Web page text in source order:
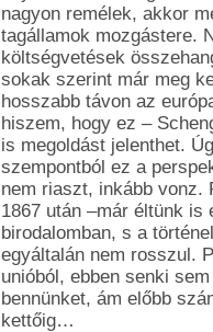
nagyon remélek, akkor
tagállamok mozgástere.
költségvetések
sokak szerint már meg
hosszabb távon az
hiszem, hogy ez –
is megoldást jelenthet.
szempontból ez a
nem riaszt, inkább vonz.
1867 után –már éltünk is
birodalomban, s a
egyáltalán nem rosszul.
unióból, ebben senki
bennünket, ám előbb
kettőig…